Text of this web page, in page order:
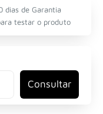
dias de Garantia
testar o produto
Consultar